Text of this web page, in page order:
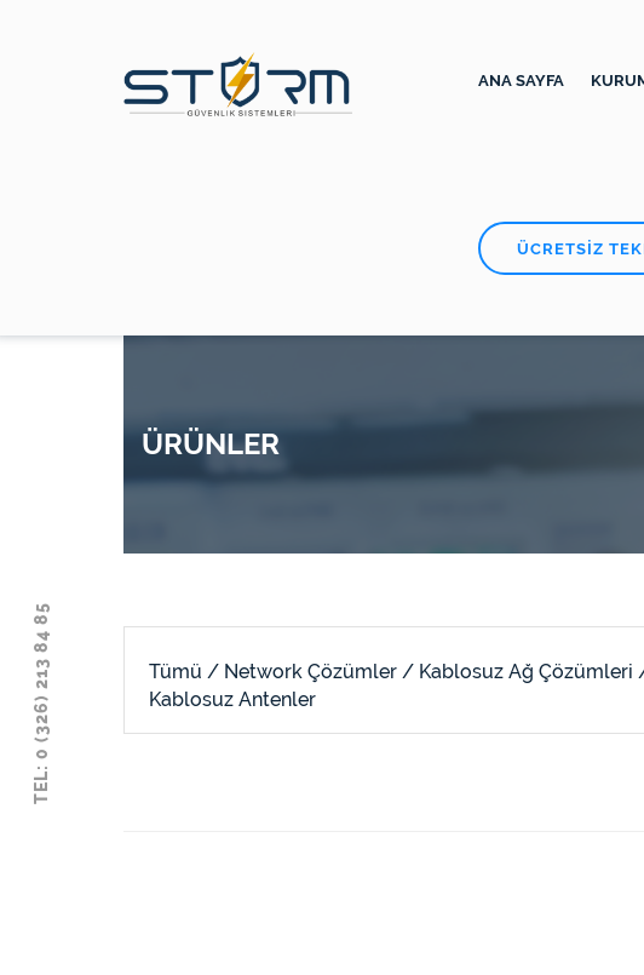
ANA SAYFA
ÜCRETSİZ
ÜRÜNLER
Tümü / Network Çözümler / Kablosuz Ağ Çözümleri
Kablosuz Antenler
TEL: 0 (326) 213 84 85